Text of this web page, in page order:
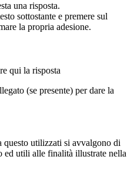
una risposta.
sottostante e premere sul
la propria adesione.
qui la risposta
(se presente) per dare la
questo utilizzati si avvalgono di
ed utili alle finalità illustrate nella